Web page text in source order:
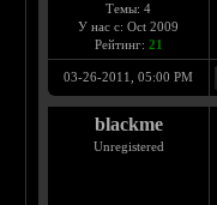
Темы: 4
У нас с: Oct 2009
Рейтинг: 21
03-26-2011, 05:00 PM
blackme
Unregistered